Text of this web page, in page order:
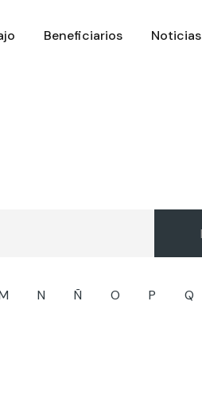
Beneficiarios Noticias
N Ñ O P Q